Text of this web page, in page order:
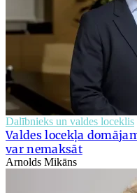
Dalībnieks un valdes loceklis
Valdes locekļa
var nemaksāt
Arnolds Mikāns